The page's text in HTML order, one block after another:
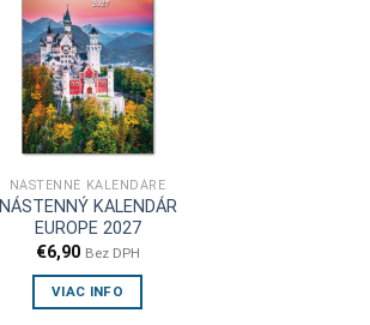
NÁSTENNÉ KALENDÁRE
NÁSTENNÝ KALENDÁR
EUROPE 2027
€6,90 Bez DPH
VIAC INFO